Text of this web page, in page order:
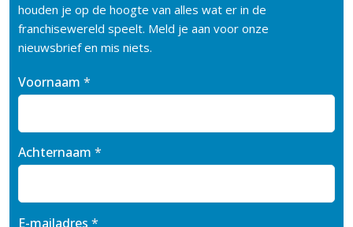
houden je op de hoogte van alles wat er in de
franchisewereld speelt. Meld je aan voor onze
nieuwsbrief en mis niets.
Voornaam *
Achternaam *
E-mailadres *